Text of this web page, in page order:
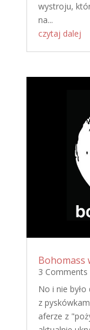
wystroju,
na...
czytaj dalej
Bohomass
3 Comments
No i nie
z
aferze z